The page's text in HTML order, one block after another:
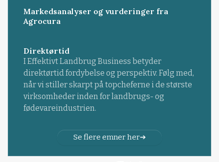
Markedsanalyser og vurderinger fra
Agrocura
Direktørtid
I Effektivt Landbrug Business betyder
direktørtid fordybelse og perspektiv. Følg med,
når vi stiller skarpt på topcheferne i de største
virksomheder inden for landbrugs- og
fødevareindustrien.
Se flere emner her